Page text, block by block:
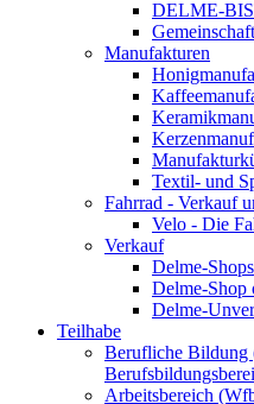
DELME-
Manufakturen
Textil- und
Fahrrad - Verkauf
Velo - Die
Verkauf
Delme-Shops
Delme-Shop
Delme-
Teilhabe
Berufliche Bildung
Arbeitsbereich